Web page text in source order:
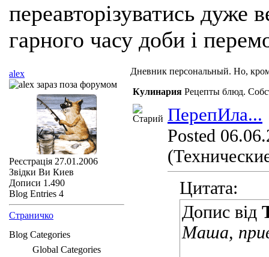
переавторізуватись
гарного часу доби і
Дневник персональный. Но,
Кулинария Рецепты блюд.
ПерепИла...
Posted
Цитата:
Допис від
Маша,
alex
Реєстрація 27.01.2006
Звідки Ви Киев
Дописи 1.490
Blog Entries 4
Страничко
Blog Categories
Global Categories